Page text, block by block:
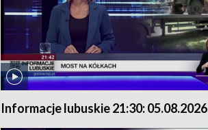
Informacje lubuskie 21:30: 05.08.2026